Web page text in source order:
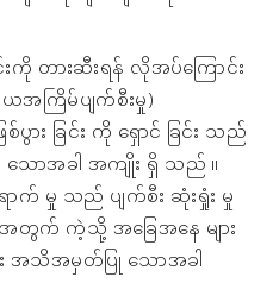
ကို တားဆီးရန် လိုအပ်ကြောင်း
အကြိမ်ပျက်စီးမှု)
ပွား ခြင်း ကို ရှောင် ခြင်း သည်
ောအခါ အကျိုး ရှိ သည် ။
က် မှု သည် ပျက်စီး ဆုံးရှုံး မှု
အတွက် ကဲ့သို့ အခြေအနေ များ
အသိအမှတ်ပြု သောအခါ